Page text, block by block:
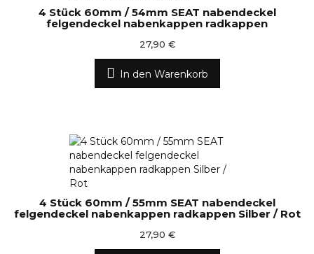
4 Stück 60mm / 54mm SEAT nabendeckel
felgendeckel nabenkappen radkappen
27,90 €
In den Warenkorb
4 Stück 60mm / 55mm SEAT nabendeckel
felgendeckel nabenkappen radkappen Silber / Rot
27,90 €